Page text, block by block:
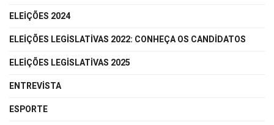
ELEIÇÕES 2024
ELEIÇÕES LEGISLATIVAS 2022: CONHEÇA OS CANDIDATOS
ELEIÇÕES LEGISLATIVAS 2025
ENTREVISTA
ESPORTE